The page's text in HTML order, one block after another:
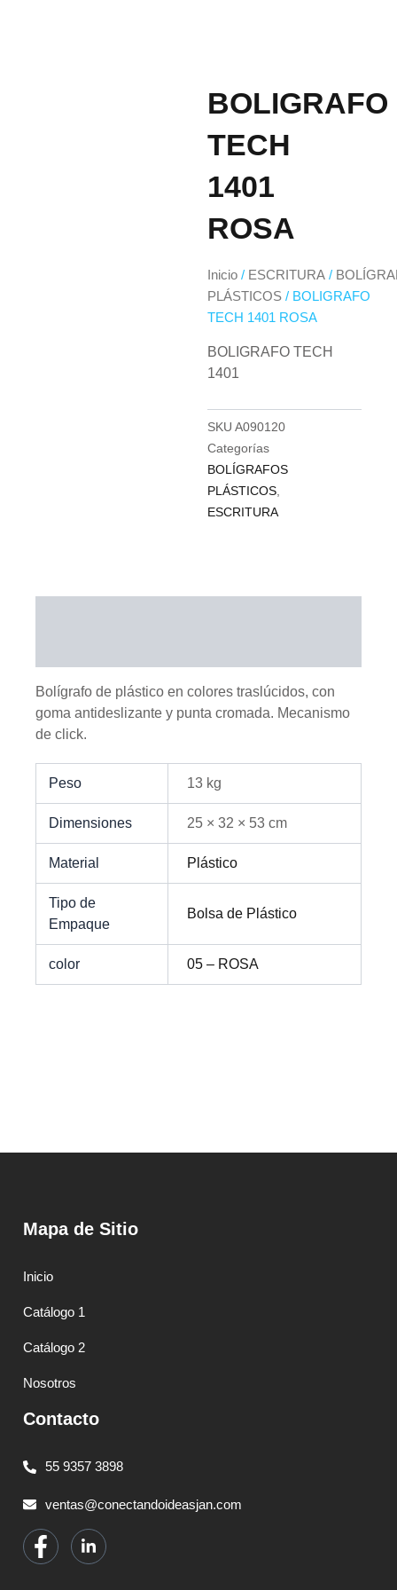
BOLIGRAFO
TECH
1401
ROSA
Inicio / ESCRITURA /
PLÁSTICOS / BOLIGRAFO
TECH 1401 ROSA
BOLIGRAFO TECH
1401
SKU A090120
Categorías
BOLÍGRAFOS
PLÁSTICOS
ESCRITURA
Bolígrafo de plástico en colores traslúcidos, con
goma antideslizante y punta cromada. Mecanismo
de click.
Peso 13 kg
Dimensiones 25 × 32 × 53 cm
Material Plástico
Tipo de
Empaque
Bolsa de Plástico
color 05 – ROSA
Mapa de Sitio
Inicio
Catálogo 1
Catálogo 2
Nosotros
Contacto
55 9357 3898
ventas@conectandoideasjan.com